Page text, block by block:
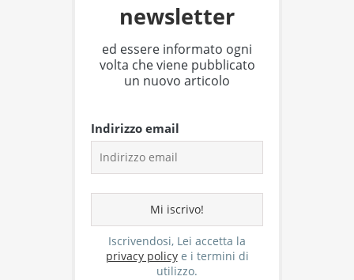
newsletter
ed essere informato ogni
volta che viene pubblicato
un nuovo articolo
Indirizzo email
Iscrivendosi, Lei accetta la
privacy policye i termini di
utilizzo.